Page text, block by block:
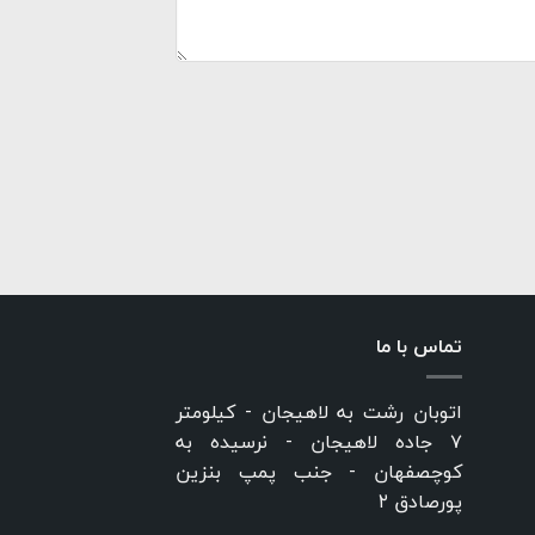
تماس با ما
اتوبان رشت به لاهیجان - کیلومتر
۷ جاده لاهیجان - نرسیده به
کوچصفهان - جنب پمپ بنزین
پورصادق ۲